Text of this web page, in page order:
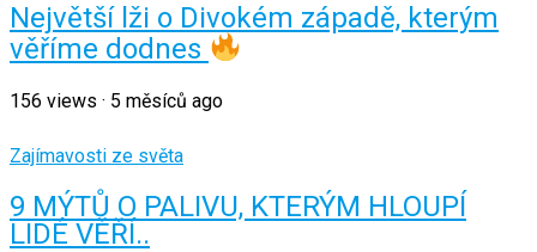
Největší lži o Divokém západě, kterým
věříme dodnes
156 views · 5 měsíců ago
Zajímavosti ze světa
9 MÝTŮ O PALIVU, KTERÝM HLOUPÍ
LIDÉ VĚŘÍ..